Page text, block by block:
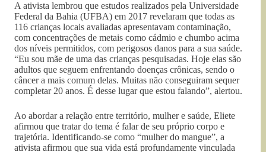
A ativista lembrou que estudos realizados pela Universidade
Federal da Bahia (UFBA) em 2017 revelaram que todas as
116 crianças locais avaliadas apresentavam contaminação,
com concentrações de metais como cádmio e chumbo acima
dos níveis permitidos, com perigosos danos para a sua saúde.
“Eu sou mãe de uma das crianças pesquisadas. Hoje elas são
adultos que seguem enfrentando doenças crônicas, sendo o
câncer a mais comum delas. Muitas não conseguiram sequer
completar 20 anos. É desse lugar que estou falando”, alertou.
Ao abordar a relação entre território, mulher e saúde, Eliete
afirmou que tratar do tema é falar de seu próprio corpo e
trajetória. Identificando-se como “mulher do mangue”, a
ativista afirmou que sua vida está profundamente vinculada